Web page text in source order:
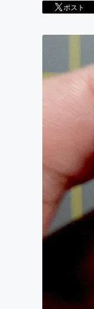
ポスト